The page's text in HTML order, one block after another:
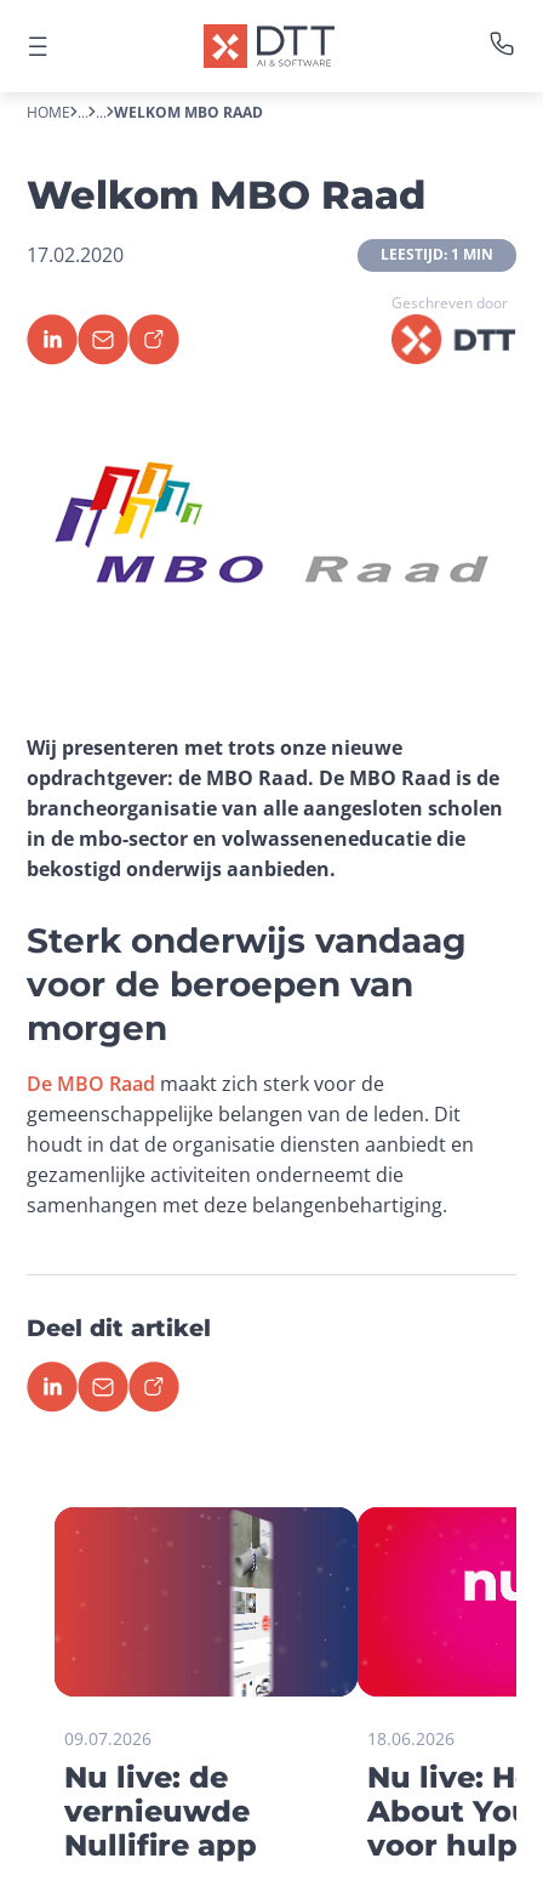
HOME ... ... WELKOM MBO RAAD
Welkom MBO Raad
17.02.2020 LEESTIJD: 1 MIN
Geschreven door
Wij presenteren met trots onze nieuwe
opdrachtgever: de MBO Raad. De MBO Raad is de
brancheorganisatie van alle aangesloten scholen
in de mbo-sector en volwasseneneducatie die
bekostigd onderwijs aanbieden.
Sterk onderwijs vandaag
voor de beroepen van
morgen
De MBO Raad maakt zich sterk voor de
gemeenschappelijke belangen van de leden. Dit
houdt in dat de organisatie diensten aanbiedt en
gezamenlijke activiteiten onderneemt die
samenhangen met deze belangenbehartiging.
Deel dit artikel
09.07.2026
Nu live: de
vernieuwde
Nullifire app
18.06.2026
Nu live:
About You
voor hulp